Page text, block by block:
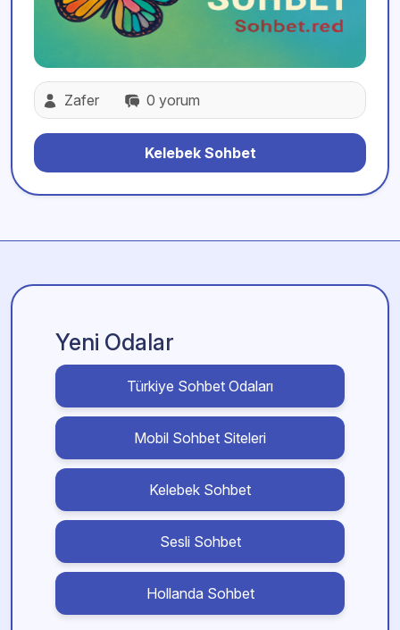
Zafer 0 yorum
Kelebek Sohbet
Yeni Odalar
Türkiye Sohbet Odaları
Mobil Sohbet Siteleri
Kelebek Sohbet
Sesli Sohbet
Hollanda Sohbet